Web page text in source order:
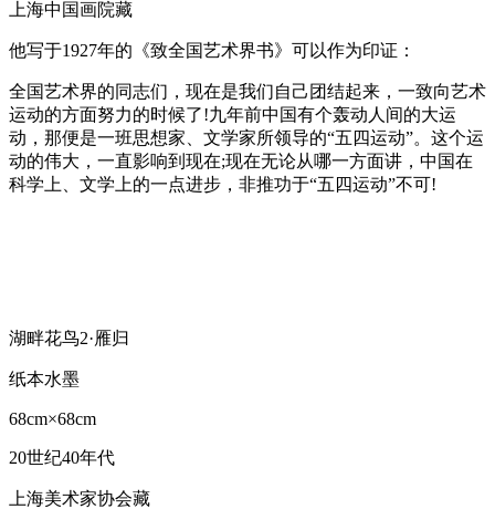
上海中国画院藏
他写于1927年的《致全国艺术界书》可以作为印证：
全国艺术界的同志们，现在是我们自己团结起来，一致向艺术
运动的方面努力的时候了!九年前中国有个轰动人间的大运
动，那便是一班思想家、文学家所领导的“五四运动”。这个运
动的伟大，一直影响到现在;现在无论从哪一方面讲，中国在
科学上、文学上的一点进步，非推功于“五四运动”不可!
湖畔花鸟2·雁归
纸本水墨
68cm×68cm
20世纪40年代
上海美术家协会藏